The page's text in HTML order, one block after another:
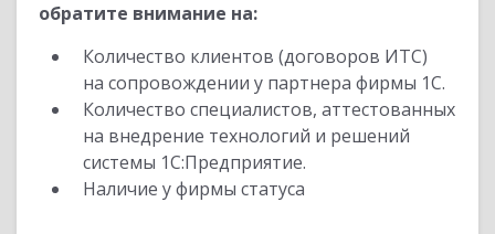
обратите внимание на:
Количество клиентов (договоров ИТС)
на сопровождении у партнера фирмы 1С.
Количество специалистов, аттестованных
на внедрение технологий и решений
системы 1С:Предприятие.
Наличие у фирмы статуса